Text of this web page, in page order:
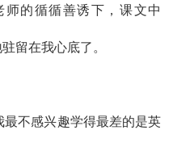
的循循善诱下，课文中
留在我心底了。
不感兴趣学得最差的是英